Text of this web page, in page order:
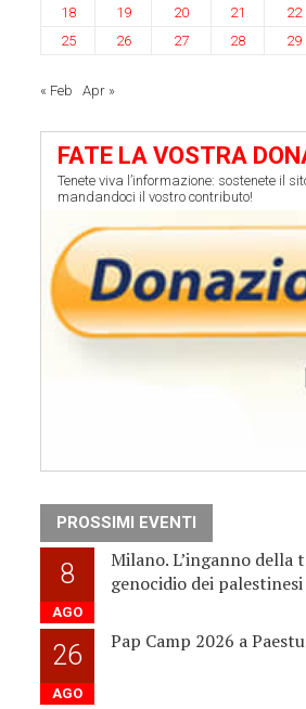
18
19 20 21 22
25
26 27 28 29
« Feb Apr »
FATE LA VOSTRA
Tenete viva l’informazione: sostenete il
mandandoci il vostro contributo!
PROSSIMI EVENTI
8
AGO
Milano. L’inganno della
genocidio dei
26
AGO
Pap Camp 2026 a